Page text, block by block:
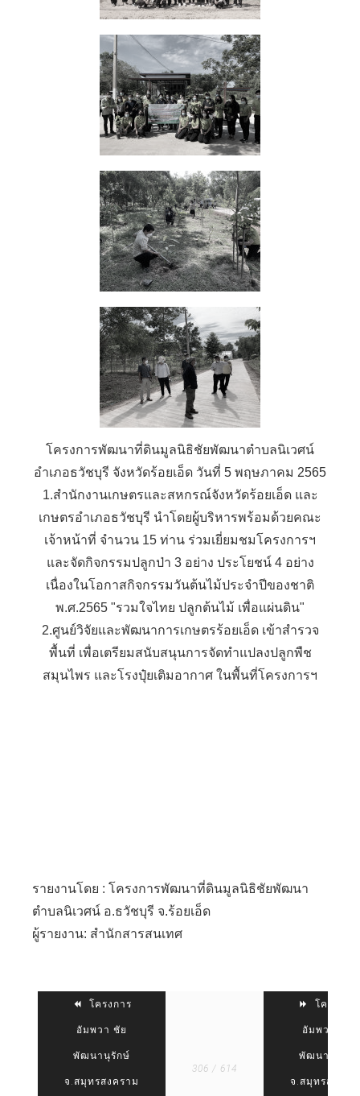
โครงการพัฒนาที่ดินมูลนิธิชัยพัฒนาตำบลนิเวศน์
อำเภอธวัชบุรี จังหวัดร้อยเอ็ด วันที่ 5 พฤษภาคม 2565
1.สำนักงานเกษตรและสหกรณ์จังหวัดร้อยเอ็ด และ
เกษตรอำเภอธวัชบุรี นำโดยผู้บริหารพร้อมด้วยคณะ
เจ้าหน้าที่ จำนวน 15 ท่าน ร่วมเยี่ยมชมโครงการฯ
และจัดกิจกรรมปลูกป่า 3 อย่าง ประโยชน์ 4 อย่าง
เนื่องในโอกาสกิจกรรมวันต้นไม้ประจำปีของชาติ
พ.ศ.2565 "รวมใจไทย ปลูกต้นไม้ เพื่อแผ่นดิน"
2.ศูนย์วิจัยและพัฒนาการเกษตรร้อยเอ็ด เข้าสำรวจ
พื้นที่ เพื่อเตรียมสนับสนุนการจัดทำแปลงปลูกพืช
สมุนไพร และโรงปุ๋ยเติมอากาศ ในพื้นที่โครงการฯ
รายงานโดย : โครงการพัฒนาที่ดินมูลนิธิชัยพัฒนา
ตำบลนิเวศน์ อ.ธวัชบุรี จ.ร้อยเอ็ด
ผู้รายงาน: สำนักสารสนเทศ
โครงการ
อัมพวา ชัย
พัฒนานุรักษ์
จ.สมุทรสงคราม
306 / 614
โครงการ
อัมพวา ชัย
พัฒนานุรักษ์
จ.สมุทรสงคร